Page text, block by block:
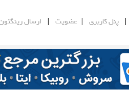
|پنل کاربری | عضویت | ارسال